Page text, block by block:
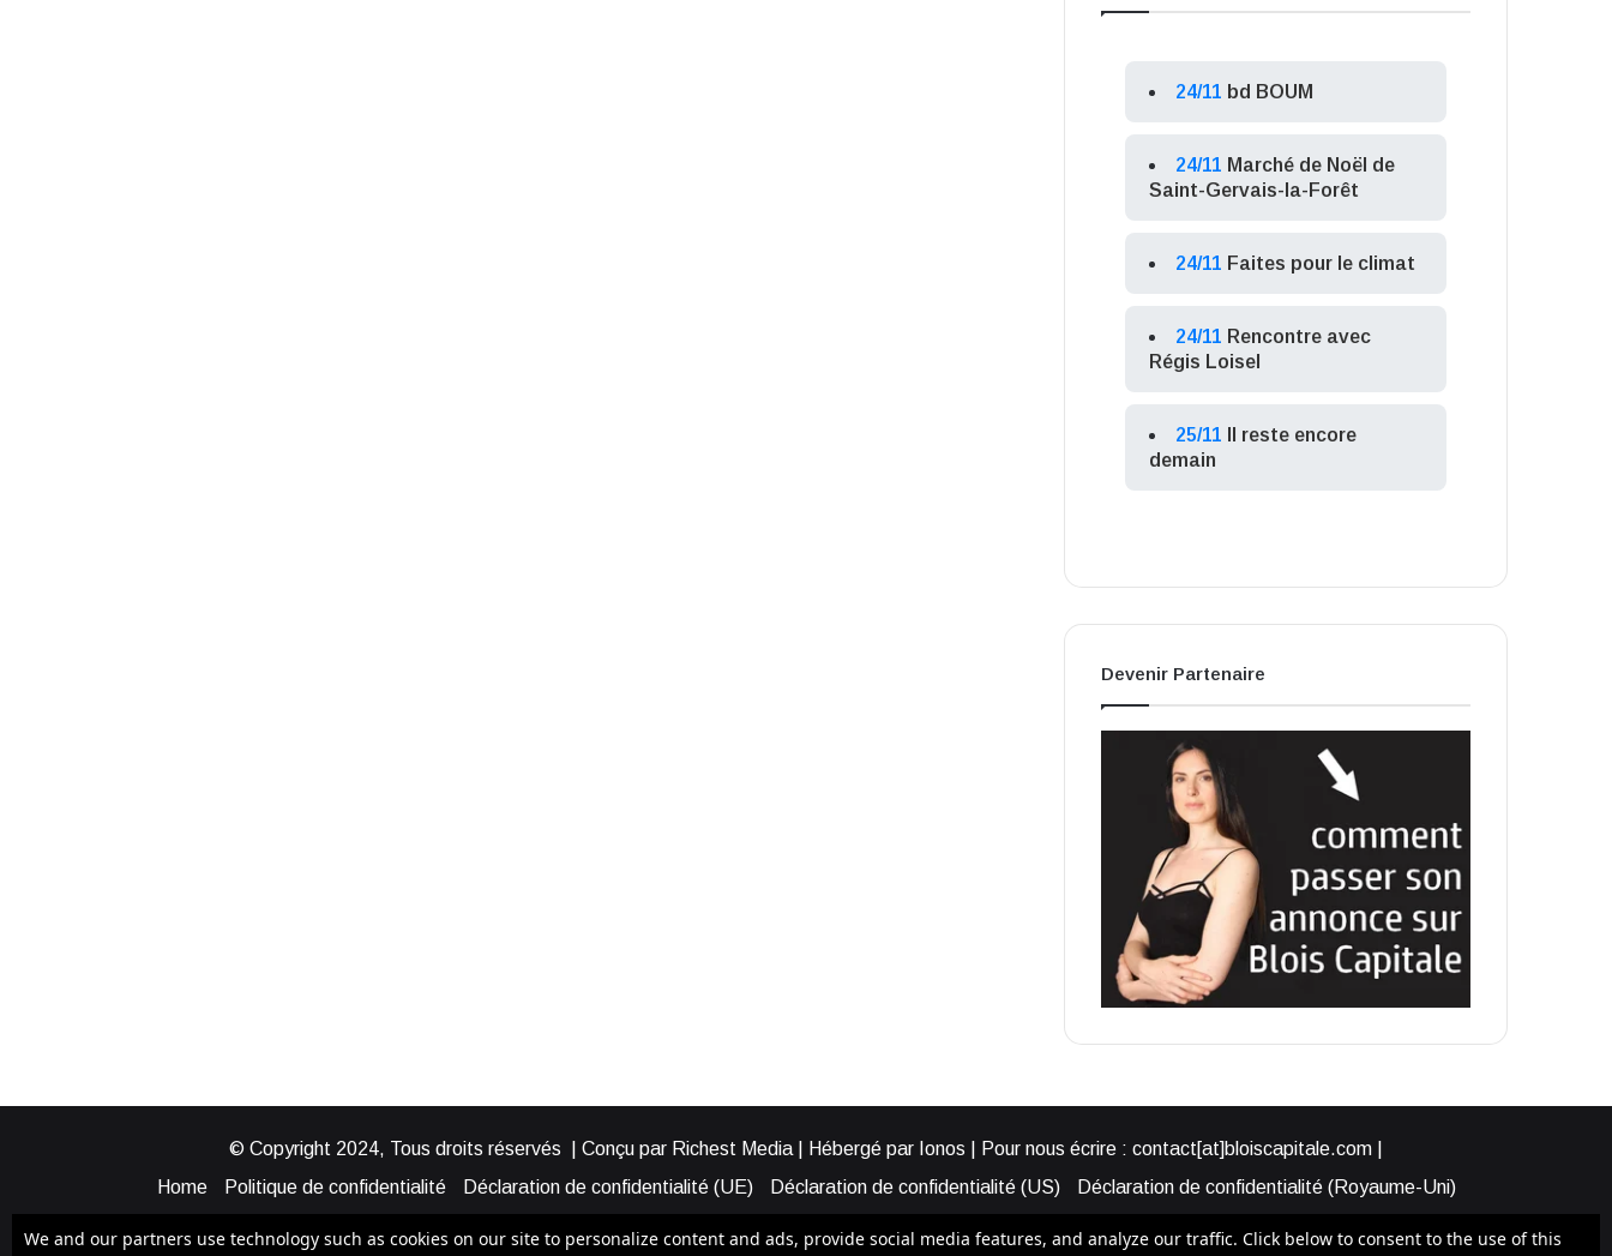
24/11 bd BOUM
24/11 Marché de Noël de
Saint-Gervais-la-Forêt
24/11 Faites pour le climat
24/11 Rencontre avec
Régis Loisel
25/11
Il reste encore
demain
Devenir Partenaire
© Copyright 2024, Tous droits réservés | Conçu par Richest Media | Hébergé par Ionos | Pour nous écrire : contact[at]bloiscapitale.com |
Home
Politique de confidentialité Déclaration de confidentialité (UE) Déclaration de confidentialité (US)
Déclaration de confidentialité (Royaume-Uni)
We and our partners use technology such as cookies on our site to personalize content and ads, provide social media features, and analyze our traffic. Click below to consent to the use of this